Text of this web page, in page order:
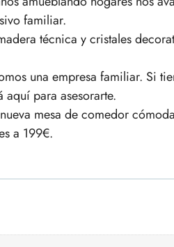
familiar.
técnica y cristales
una empresa familiar. Si
para asesorarte.
mesa de comedor
a 199€.